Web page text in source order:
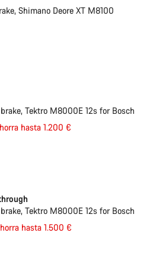
Shimano Deore XT M8100
Tektro M8000E 12s for Bosch
hasta 1.200 €
Tektro M8000E 12s for Bosch
hasta 1.500 €